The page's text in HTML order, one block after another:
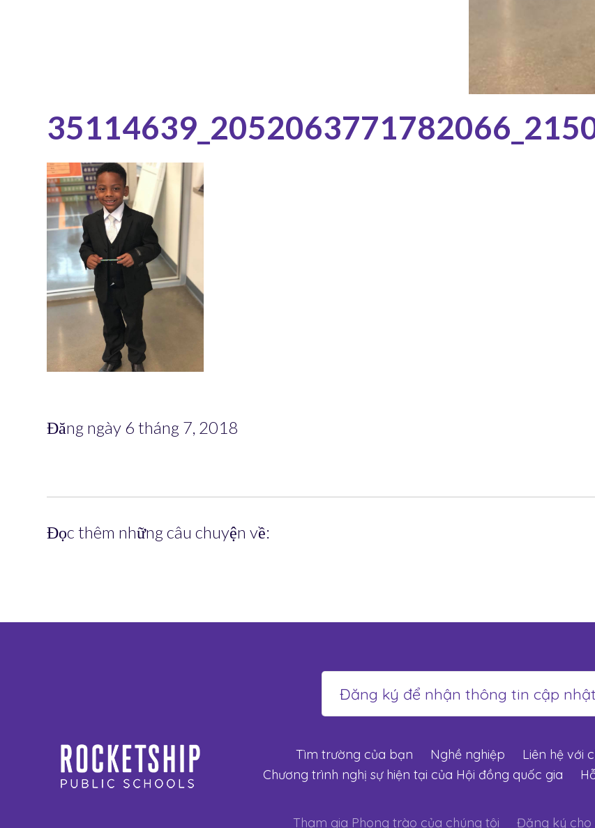
Đăng ngày 6 tháng 7, 2018
Đọc thêm những câu chuyện về:
Tìm trường của bạn Nghề nghiệp
Liên hệ với
Chương trình nghị sự hiện tại của Hội đồng quốc gia
Tham gia Phong trào của chúng tôi Đăng ký cho